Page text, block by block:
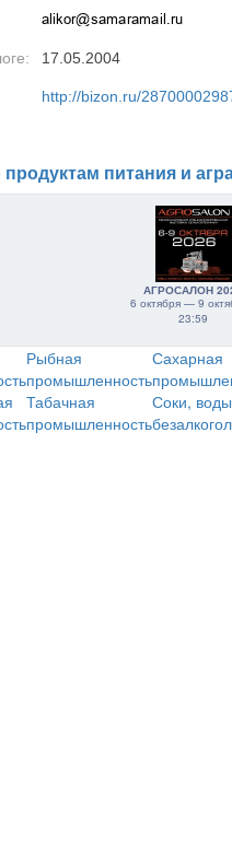
17.05.2004
http://bizon.ru/
питания и
АГРОСАЛОН
6 октября — 9
23:59
Рыбная
промышленность
Сахарная
Табачная
промышленность
Соки,